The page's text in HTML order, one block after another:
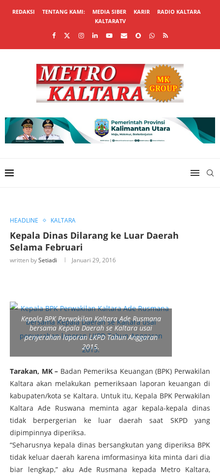
REDAKSI TENTANG KAMI: MEDIA SIBER KARIR
RADIO KALTARA
KALTARATV
HEADLINE KALTARA
Kepala Dinas Dilarang ke Luar Daerah
Selama Februari
written bySetiadi Januari 29, 2016
Kepala BPK Perwakilan Kaltara Ade Rusmana
bersama Kepala Daerah se Kaltara usai
penyerahan laporan LKPD Tahun Anggaran
2015.
Tarakan, MK – Badan Pemeriksa Keuangan (BPK) Perwakilan
Kaltara akan melakukan pemeriksaan laporan keuangan di
kabupaten/kota se Kaltara. Untuk itu, Kepala BPK Perwakilan
Kaltara Ade Ruswana meminta agar kepala-kepala dinas
tidak berpergerian ke luar daerah saat SKPD yang
dipimpinnya diperiksa.
“Seharusnya kepala dinas bersangkutan yang diperiksa BPK
tidak keluar daerah karena imformasinya kita minta dari dia
biar lengkap,” aku Ade Rusmana kepada Metro Kaltara,